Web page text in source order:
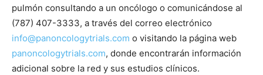
pulmón consultando a un oncólogo o comunicándose al
(787) 407-3333, a través del correo electrónico
info@panoncologytrials.com o visitando la página web
panoncologytrials.com, donde encontrarán información
adicional sobre la red y sus estudios clínicos.